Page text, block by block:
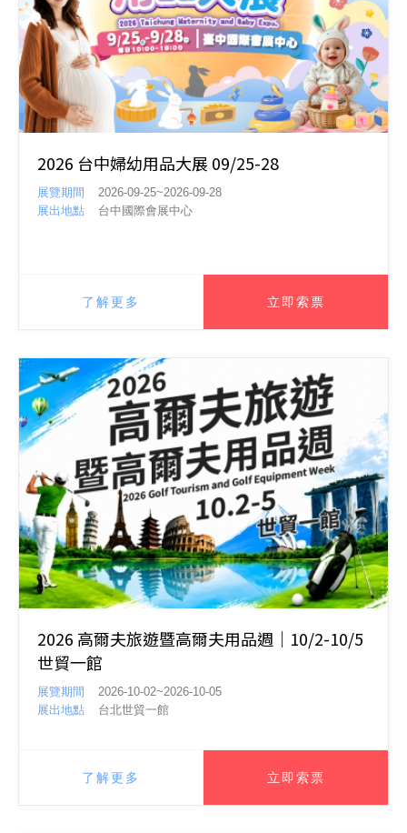
2026 台中婦幼用品大展 09/25-28
展覽期間
2026-09-25~2026-09-28
展出地點
台中國際會展中心
了解更多 立即索票
2026 高爾夫旅遊暨高爾夫用品週｜10/2-10/5
世貿一館
展覽期間
2026-10-02~2026-10-05
展出地點
台北世貿一館
了解更多 立即索票